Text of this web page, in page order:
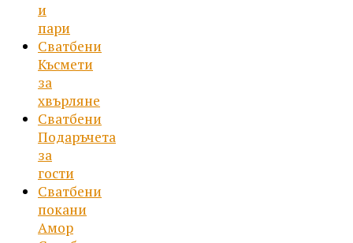
и
пари
Сватбени
Късмети
за
хвърляне
Сватбени
Подаръчета
за
гости
Сватбени
покани
Амор